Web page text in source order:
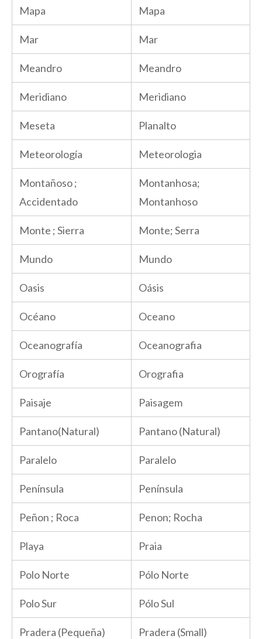
Mapa Mapa
Mar Mar
Meandro Meandro
Meridiano Meridiano
Meseta Planalto
Meteorología Meteorologia
Montañoso ;
Accidentado
Montanhosa;
Montanhoso
Monte ; Sierra Monte; Serra
Mundo Mundo
Oasis Oásis
Océano Oceano
Oceanografía Oceanografia
Orografía Orografia
Paisaje Paisagem
Pantano(Natural) Pantano (Natural)
Paralelo Paralelo
Península Península
Peñon ; Roca Penon; Rocha
Playa Praia
Polo Norte Pólo Norte
Polo Sur Pólo Sul
Pradera (Pequeña) Pradera (Small)